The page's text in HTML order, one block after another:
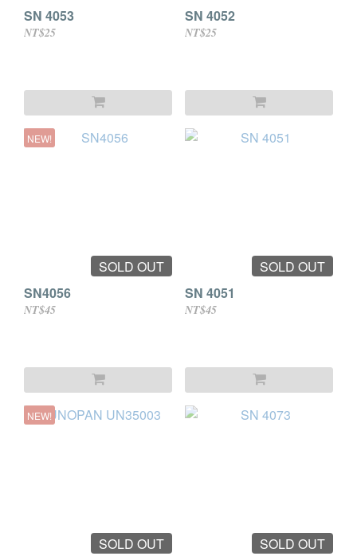
SN 4053
NT$25
SN 4052
NT$25
NEW!
SOLD OUT
SN4056
NT$45
SOLD OUT
SN 4051
NT$45
NEW!
SOLD OUT
SOLD OUT